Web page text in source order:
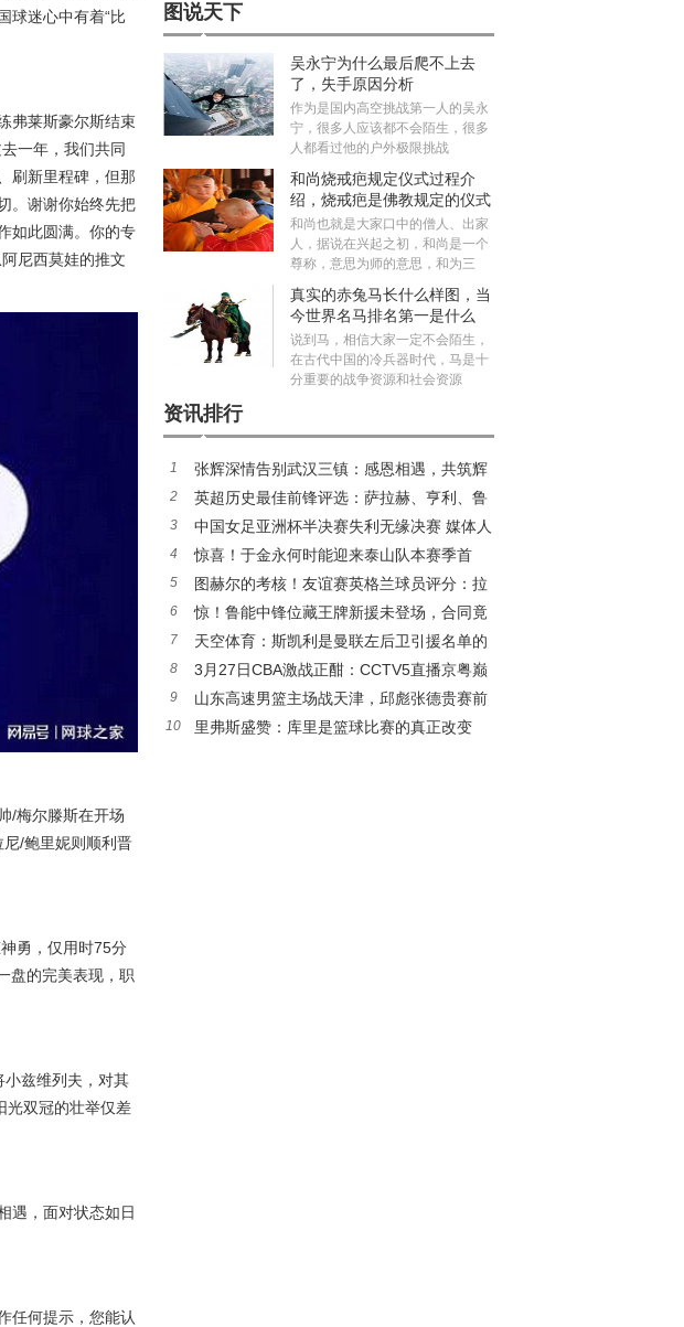
球迷心中有着“比
弗莱斯豪尔斯结束
一年，我们共同
刷新里程碑，但那
。谢谢你始终先把
如此圆满。你的专
尼西莫娃的推文
/梅尔滕斯在开场
/鲍里妮则顺利晋
勇，仅用时75分
盘的完美表现，职
兹维列夫，对其
光双冠的壮举仅差
遇，面对状态如日
任何提示，您能认
图说天下
吴永宁为什么最后爬不上去
了，失手原因分析
作为是国内高空挑战第一人的吴永
宁，很多人应该都不会陌生，很多
人都看过他的户外极限挑战
和尚烧戒疤规定仪式过程介
绍，烧戒疤是佛教规定的仪式
吗？
和尚也就是大家口中的僧人、出家
人，据说在兴起之初，和尚是一个
尊称，意思为师的意思，和为三
真实的赤兔马长什么样图，当
今世界名马排名第一是什么
马？
说到马，相信大家一定不会陌生，
在古代中国的冷兵器时代，马是十
分重要的战争资源和社会资源
资讯排行
1
张辉深情告别武汉三镇：感恩相遇，共筑辉
煌旅程
2
英超历史最佳前锋评选：萨拉赫、亨利、鲁
尼、C罗等巨星入围
3
中国女足亚洲杯半决赛失利无缘决赛 媒体人
热议米利西奇去留
4
惊喜！于金永何时能迎来泰山队本赛季首
秀？或成王大雷理想接班人
5
图赫尔的考核！友谊赛英格兰球员评分：拉
师傅独秀 本怀特回归抢戏
6
惊！鲁能中锋位藏王牌新援未登场，合同竟
签至2026年底
7
天空体育：斯凯利是曼联左后卫引援名单的
一员；罗马诺：曼联已多次派球探考察迪奥曼德
8
3月27日CBA激战正酣：CCTV5直播京粤巅
峰对决，广东迎战北京
9
山东高速男篮主场战天津，邱彪张德贵赛前
友好互动引关注
10
里弗斯盛赞：库里是篮球比赛的真正改变